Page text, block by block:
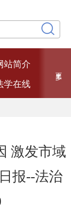
站简介
学在线
大文创
激发市域
报--法治